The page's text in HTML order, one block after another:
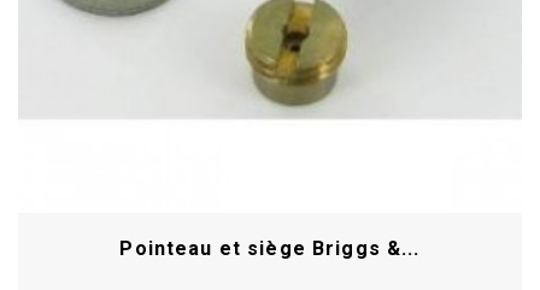
Pointeau et siège Briggs &...